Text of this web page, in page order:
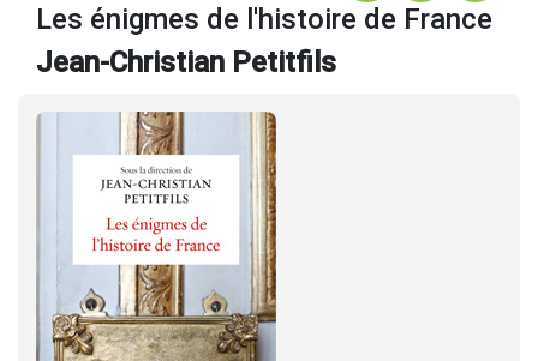
Les énigmes de l'histoire de France
Jean-Christian Petitfils